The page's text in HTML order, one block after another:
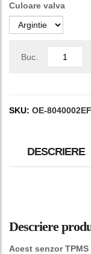
Culoare valva
Buc.
SKU: OE-
DESCRIERE
Descriere
Acest senzor